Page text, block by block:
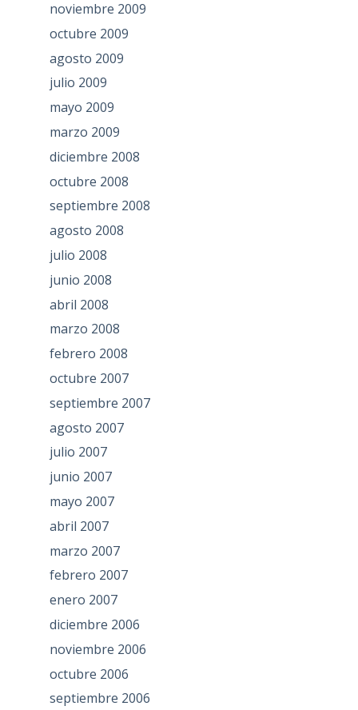
noviembre 2009
octubre 2009
agosto 2009
julio 2009
mayo 2009
marzo 2009
diciembre 2008
octubre 2008
septiembre 2008
agosto 2008
julio 2008
junio 2008
abril 2008
marzo 2008
febrero 2008
octubre 2007
septiembre 2007
agosto 2007
julio 2007
junio 2007
mayo 2007
abril 2007
marzo 2007
febrero 2007
enero 2007
diciembre 2006
noviembre 2006
octubre 2006
septiembre 2006